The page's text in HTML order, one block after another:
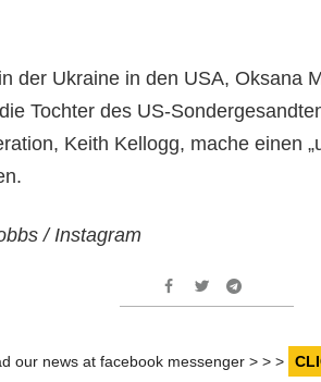
der Ukraine in den USA, Oksana
Tochter des US-
Keith Kellogg, mache einen
/ Instagram
our news at facebook messenger > > >